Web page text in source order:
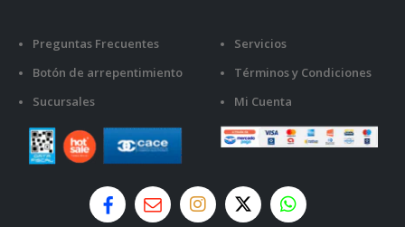
Preguntas Frecuentes
Botón de arrepentimiento
Sucursales
Servicios
Términos y Condiciones
Mi Cuenta